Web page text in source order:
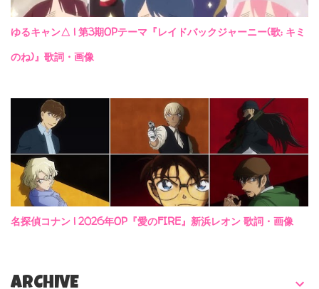
ゆるキャン△ | 第3期OPテーマ『レイドバックジャーニー(歌: キミ
のね)』歌詞・画像
名探偵コナン | 2026年OP『愛のFIRE』新浜レオン 歌詞・画像
ARCHIVE